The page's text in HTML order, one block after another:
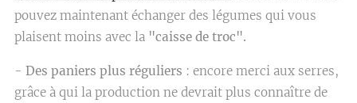
pouvez maintenant échanger des légumes qui vous
plaisent moins avec la "caisse de troc".
- Des paniers plus réguliers : encore merci aux serres,
grâce à qui la production ne devrait plus connaître de